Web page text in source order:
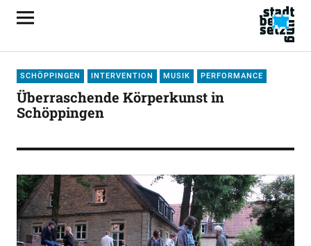
SCHÖPPINGEN INTERVENTION MUSIK PERFORMANCE
Überraschende Körperkunst in
Schöppingen